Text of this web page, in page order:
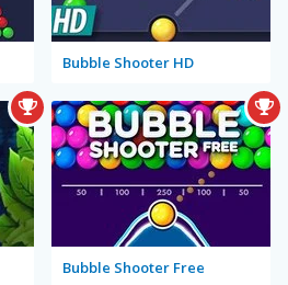
Bubble Shooter HD
Bubble Shooter Free